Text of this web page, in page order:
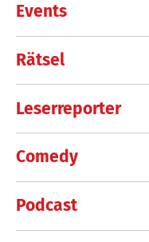
Events
Rätsel
Leserreporter
Comedy
Podcast